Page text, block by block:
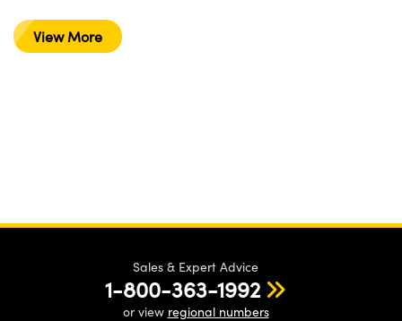
View More
Sales & Expert Advice
1-800-363-1992
or view regional numbers